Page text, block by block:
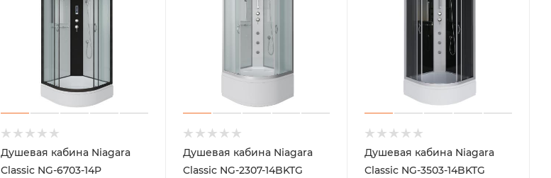
Душевая кабина Niagara
Classic NG-6703-14P
Душевая кабина Niagara
Classic NG-2307-14BKTG
Душевая кабина Niagara
Classic NG-3503-14BKTG